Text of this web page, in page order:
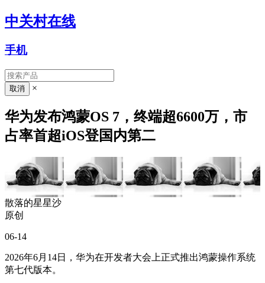
中关村在线
手机
×
华为发布鸿蒙OS 7，终端超6600万，市
占率首超iOS登国内第二
散落的星星沙
原创
06-14
2026年6月14日，华为在开发者大会上正式推出鸿蒙操作系统
第七代版本。